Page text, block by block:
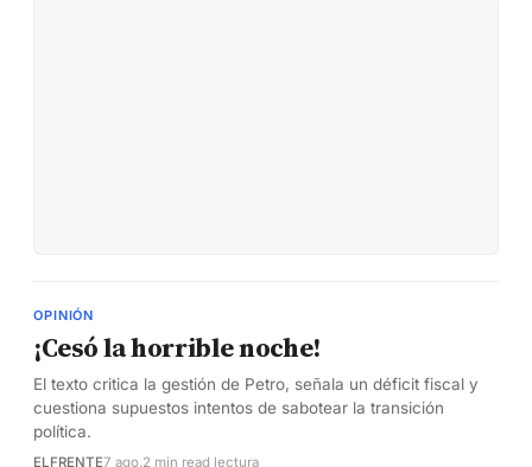
OPINIÓN
¡Cesó la horrible noche!
El texto critica la gestión de Petro, señala un déficit fiscal y
cuestiona supuestos intentos de sabotear la transición
política.
ELFRENTE7 ago.2 min read lectura